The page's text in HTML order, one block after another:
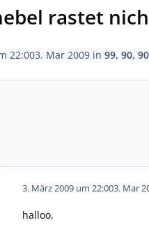
rastet
22:003. Mar 2009in 99, 90,
3. März 2009 um 22:003. Mar
halloo,